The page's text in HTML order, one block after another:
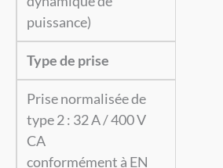
puissance)
Type de prise
Prise normalisée de
type 2 : 32 A / 400 V
CA
conformément à EN